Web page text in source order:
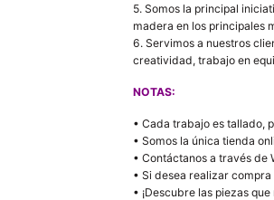
5. Somos la principal
madera en los principales
6. Servimos a nuestros
creatividad, trabajo en
NOTAS:
• Cada trabajo es tallado,
• Somos la única tienda
• Contáctanos a través de
• Si desea realizar
• ¡Descubre las piezas